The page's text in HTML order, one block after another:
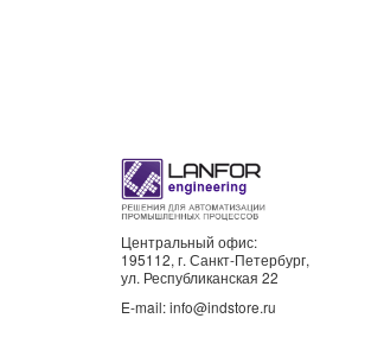
Центральный офис:
195112, г. Санкт-Петербург,
ул. Республиканская 22
E-mail: info@indstore.ru